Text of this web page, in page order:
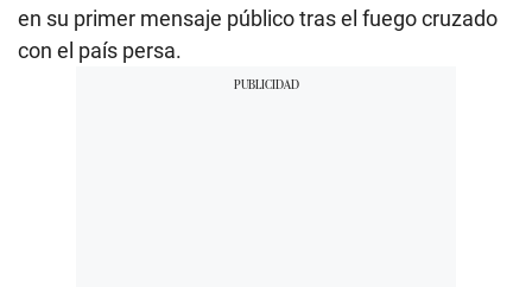
en su primer mensaje público tras el fuego cruzado
con el país persa.